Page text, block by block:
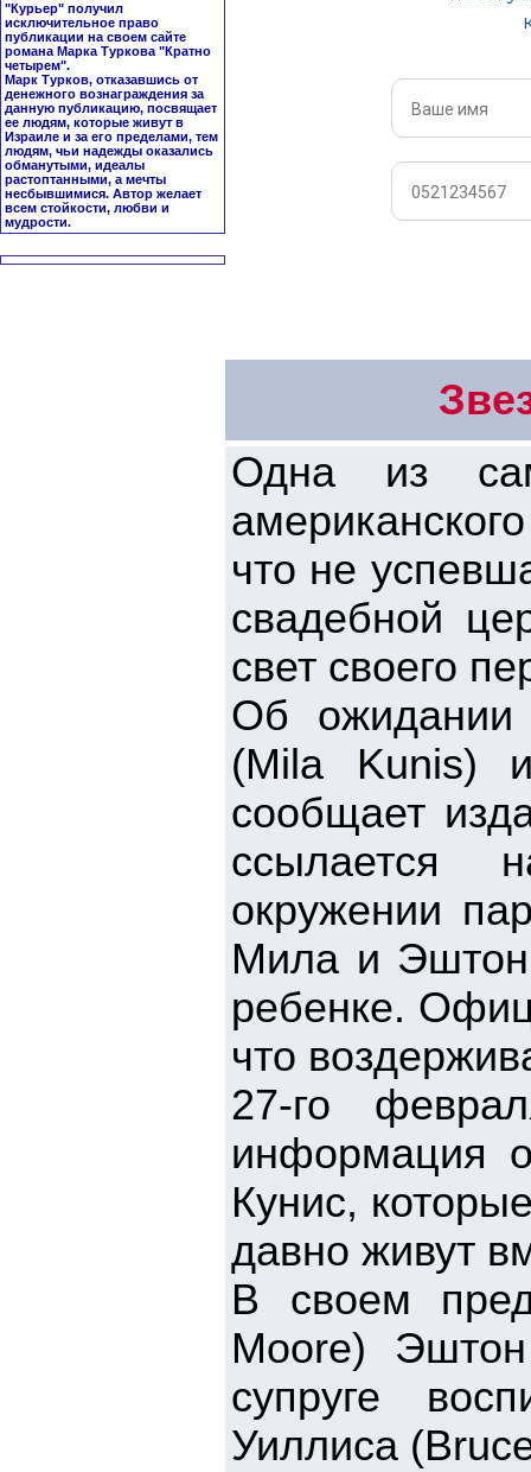
"Курьер" получил
исключительное право
публикации на своем сайте
романа Марка Туркова "Кратно
четырем".
Марк Турков, отказавшись от
денежного вознаграждения за
данную публикацию, посвящает
ее людям, которые живут в
Израиле и за его пределами, тем
людям, чьи надежды оказались
обманутыми, идеалы
растоптанными, а мечты
несбывшимися. Автор желает
всем стойкости, любви и
мудрости.
Одна из
что не
свадебной
свет своего
Об
(Mila Kunis)
сообщает
ссылается
окружении
Мила и Эштон
ребенке.
что
27-го
информация
Кунис,
давно живут
В своем
Moore)
супруге
Уиллиса